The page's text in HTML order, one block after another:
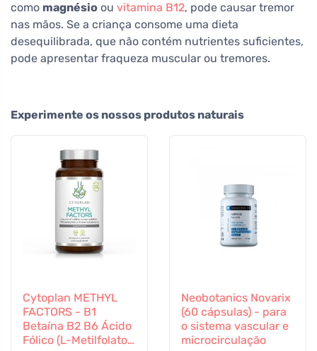
como magnésio ou vitamina B12, pode causar tremor
nas mãos. Se a criança consome uma dieta
desequilibrada, que não contém nutrientes suficientes,
pode apresentar fraqueza muscular ou tremores.
Experimente os nossos produtos naturais
Cytoplan METHYL
FACTORS - B1
Betaína B2 B6 Ácido
Fólico (L-Metilfolato)
Neobotanics Novarix
(60 cápsulas) - para
o sistema vascular e
microcirculação